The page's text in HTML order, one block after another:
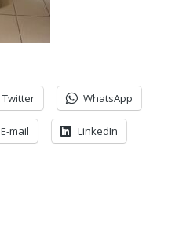
Twitter WhatsApp
E-mail LinkedIn